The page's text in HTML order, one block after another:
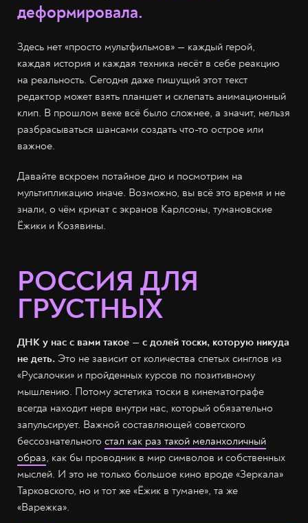
деформировала.
Здесь нет «просто мультфильмов» — каждый герой,
каждая история и каждая техника несёт в себе реакцию
на реальность. Сегодня даже пишущий этот текст
редактор может взять планшет и склепать анимационный
клип. В прошлом веке всё было сложнее, а значит, нельзя
разбрасываться шансами создать что-то острое или
важное.
Давайте вскроем потайное дно и посмотрим на
мультипликацию иначе. Возможно, вы всё это время и не
знали, о чём кричат с экранов Карлсоны, тумановские
Ёжики и Козявины.
РОССИЯ ДЛЯ
ГРУСТНЫХ
ДНК у нас с вами такое — с долей тоски, которую никуда
не деть. Это не зависит от количества спетых синглов из
«Русалочки» и пройденных курсов по позитивному
мышлению. Потому эстетика тоски в кинематографе
всегда находит нерв внутри нас, который обязательно
запульсирует. Важной составляющей советского
бессознательного стал как раз такой меланхоличный
образ, как бы проводник в мир символов и собственных
мыслей. И это не только большое кино вроде «Зеркала»
Тарковского, но и тот же «Ёжик в тумане», та же
«Варежка».